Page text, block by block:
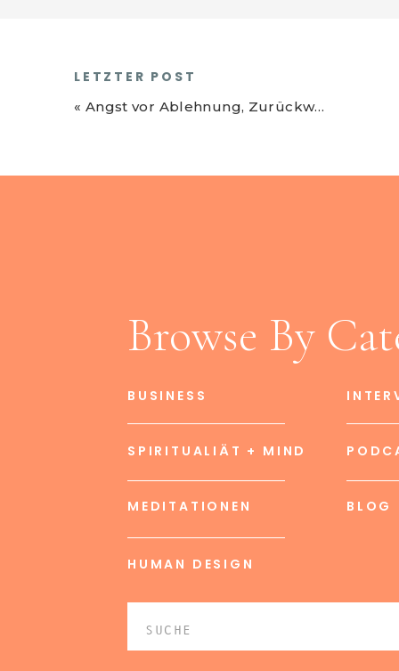
« Angst vor Ablehnung, Zurückweisung und Kritik im Business
LETZTER POST
Browse By
MEDITATIONEN
SPIRITUALIÄT + MIND
BUSINESS
BLOG
Search
HUMAN DESIGN